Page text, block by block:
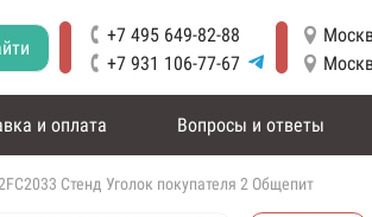
+7 495 649-82-88
+7 931 106-77-67
и оплата Вопросы и ответы
Стенд Уголок покупателя 2 Общепит